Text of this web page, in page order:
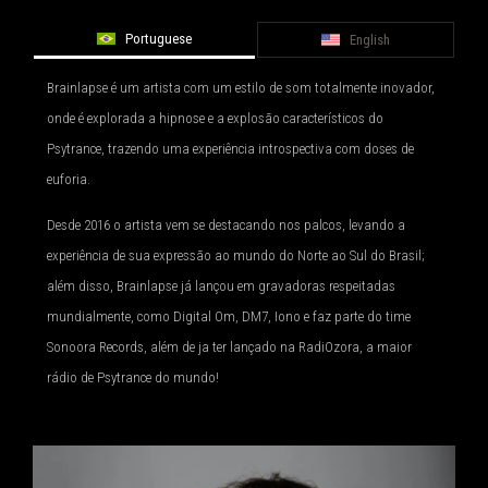
Portuguese English
Brainlapse é um artista com um estilo de som totalmente inovador,
onde é explorada a hipnose e a explosão característicos do
Psytrance, trazendo uma experiência introspectiva com doses de
euforia.
Desde 2016 o artista vem se destacando nos palcos, levando a
experiência de sua expressão ao mundo do Norte ao Sul do Brasil;
além disso, Brainlapse já lançou em gravadoras respeitadas
mundialmente, como Digital Om, DM7, Iono e faz parte do time
Sonoora Records, além de ja ter lançado na RadiOzora, a maior
rádio de Psytrance do mundo!